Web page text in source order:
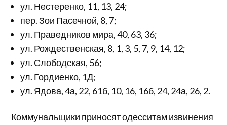
ул. Нестеренко, 11, 13, 24;
пер. Зои Пасечной, 8, 7;
ул. Праведников мира, 40, 63, 36;
ул. Рождественская, 8, 1, 3, 5, 7, 9, 14, 12;
ул. Слободская, 56;
ул. Гордиенко, 1Д;
ул. Ядова, 4а, 22, 61б, 10, 16, 16б, 24, 24а, 26, 2.
Коммунальщики приносят одесситам извинения